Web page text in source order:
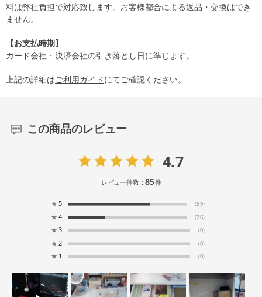
料は弊社負担で対応致します。お客様都合による返品・交換はでき
ません。
【お支払時期】
カード会社・決済会社の引き落とし日に準じます。
上記の詳細はご利用ガイドにてご確認ください。
この商品のレビュー
4.7
レビュー件数：85件
★ 5 (59)
★ 4 (26)
★ 3 (0)
★ 2 (0)
★ 1 (0)